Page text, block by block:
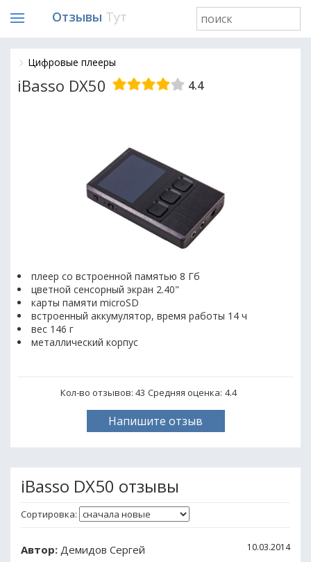
Отзывы Тут
Цифровые плееры
iBasso DX50 4.4
плеер со встроенной памятью 8 Гб
цветной сенсорный экран 2.40"
карты памяти microSD
встроенный аккумулятор, время работы 14 ч
вес 146 г
металлический корпус
Кол-во отзывов: 43 Средняя оценка: 4.4
Напишите отзыв
iBasso DX50 отзывы
Сортировка:
Автор: Демидов Сергей 10.03.2014